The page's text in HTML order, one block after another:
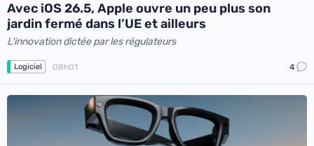
Avec iOS 26.5, Apple ouvre un peu plus son
jardin fermé dans l’UE et ailleurs
L'innovation dictée par les régulateurs
Logiciel 08h01 4